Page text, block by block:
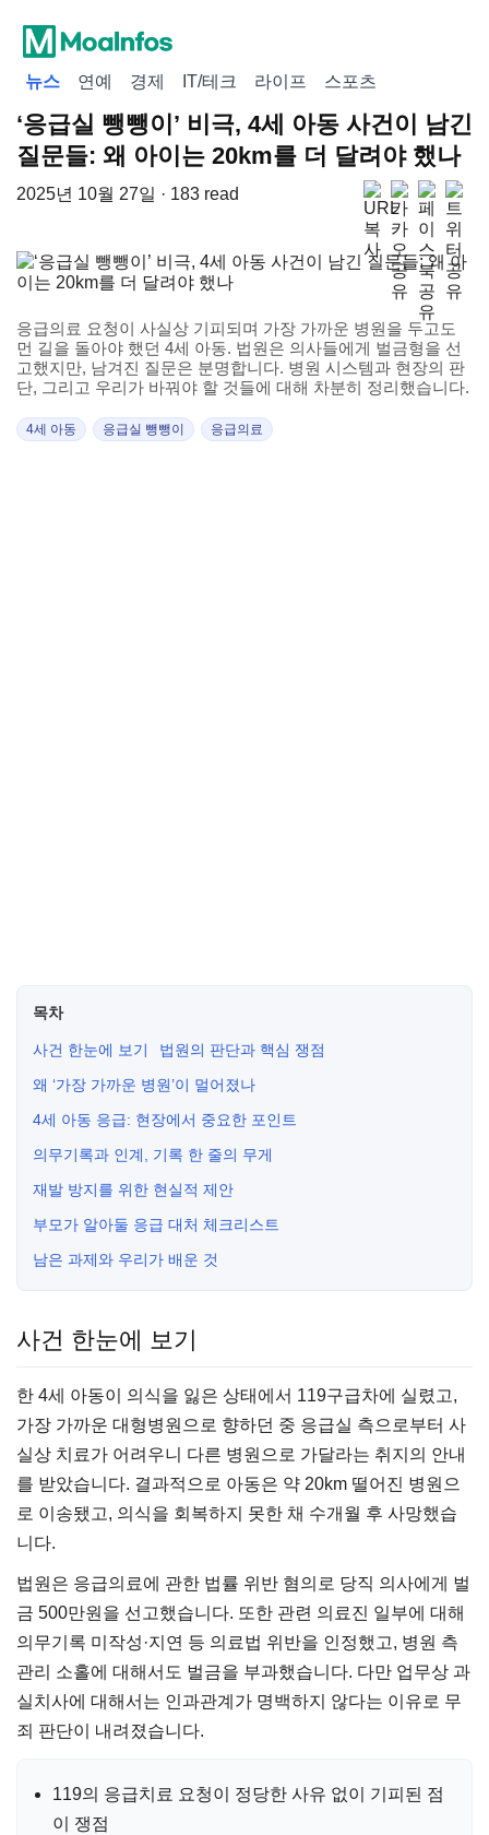
뉴스 연예 경제 IT/테크 라이프 스포츠
‘응급실 뺑뺑이’ 비극, 4세 아동 사건이 남긴
질문들: 왜 아이는 20km를 더 달려야 했나
2025년 10월 27일 · 183 read
응급의료 요청이 사실상 기피되며 가장 가까운 병원을 두고도
먼 길을 돌아야 했던 4세 아동. 법원은 의사들에게 벌금형을 선
고했지만, 남겨진 질문은 분명합니다. 병원 시스템과 현장의 판
단, 그리고 우리가 바꿔야 할 것들에 대해 차분히 정리했습니다.
4세 아동 응급실 뺑뺑이 응급의료
목차
사건 한눈에 보기
법원의 판단과 핵심 쟁점
왜 ‘가장 가까운 병원’이 멀어졌나
4세 아동 응급: 현장에서 중요한 포인트
의무기록과 인계, 기록 한 줄의 무게
재발 방지를 위한 현실적 제안
부모가 알아둘 응급 대처 체크리스트
남은 과제와 우리가 배운 것
사건 한눈에 보기
한 4세 아동이 의식을 잃은 상태에서 119구급차에 실렸고,
가장 가까운 대형병원으로 향하던 중 응급실 측으로부터 사
실상 치료가 어려우니 다른 병원으로 가달라는 취지의 안내
를 받았습니다. 결과적으로 아동은 약 20km 떨어진 병원으
로 이송됐고, 의식을 회복하지 못한 채 수개월 후 사망했습
니다.
법원은 응급의료에 관한 법률 위반 혐의로 당직 의사에게 벌
금 500만원을 선고했습니다. 또한 관련 의료진 일부에 대해
의무기록 미작성·지연 등 의료법 위반을 인정했고, 병원 측
관리 소홀에 대해서도 벌금을 부과했습니다. 다만 업무상 과
실치사에 대해서는 인과관계가 명백하지 않다는 이유로 무
죄 판단이 내려졌습니다.
119의 응급치료 요청이 정당한 사유 없이 기피된 점
이 쟁점